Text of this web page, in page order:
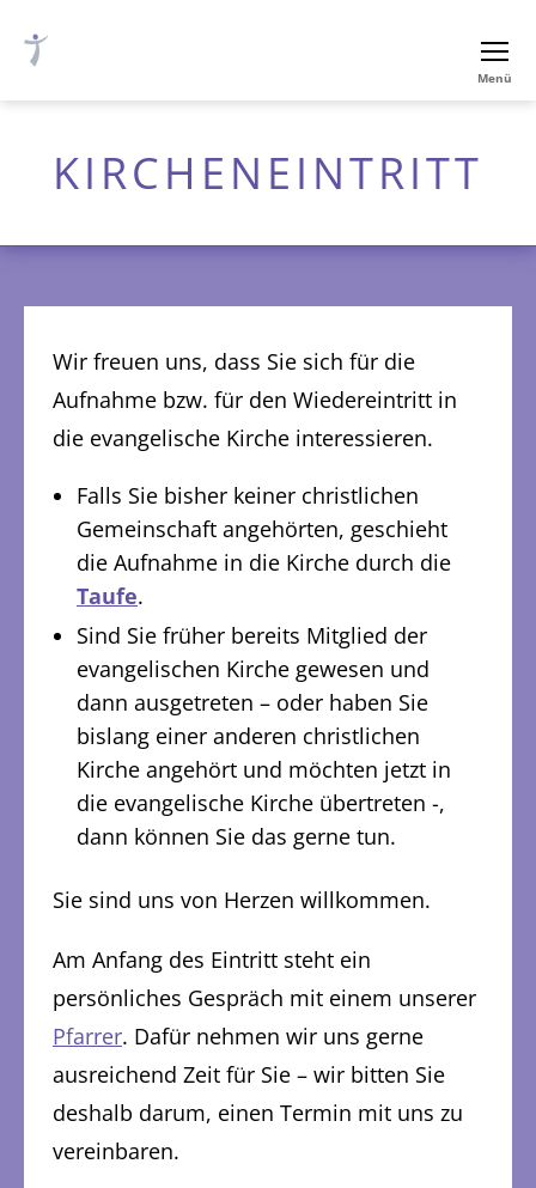
luth.
Nürnberg
Menü
KIRCHENEINTRITT
Wir freuen uns, dass Sie sich für die
Aufnahme bzw. für den Wiedereintritt in
die evangelische Kirche interessieren.
Falls Sie bisher keiner christlichen
Gemeinschaft angehörten, geschieht
die Aufnahme in die Kirche durch die
Taufe.
Sind Sie früher bereits Mitglied der
evangelischen Kirche gewesen und
dann ausgetreten – oder haben Sie
bislang einer anderen christlichen
Kirche angehört und möchten jetzt in
die evangelische Kirche übertreten -,
dann können Sie das gerne tun.
Sie sind uns von Herzen willkommen.
Am Anfang des Eintritt steht ein
persönliches Gespräch mit einem unserer
Pfarrer. Dafür nehmen wir uns gerne
ausreichend Zeit für Sie – wir bitten Sie
deshalb darum, einen Termin mit uns zu
vereinbaren.